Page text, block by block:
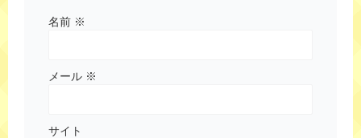
名前 ※
メール ※
サイト